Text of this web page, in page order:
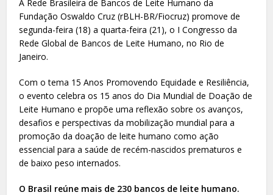
A Rede Brasileira de Bancos de Leite Humano da
Fundação Oswaldo Cruz (rBLH-BR/Fiocruz) promove de
segunda-feira (18) a quarta-feira (21), o I Congresso da
Rede Global de Bancos de Leite Humano, no Rio de
Janeiro.
Com o tema 15 Anos Promovendo Equidade e Resiliência,
o evento celebra os 15 anos do Dia Mundial de Doação de
Leite Humano e propõe uma reflexão sobre os avanços,
desafios e perspectivas da mobilização mundial para a
promoção da doação de leite humano como ação
essencial para a saúde de recém-nascidos prematuros e
de baixo peso internados.
O Brasil reúne mais de 230 bancos de leite humano.